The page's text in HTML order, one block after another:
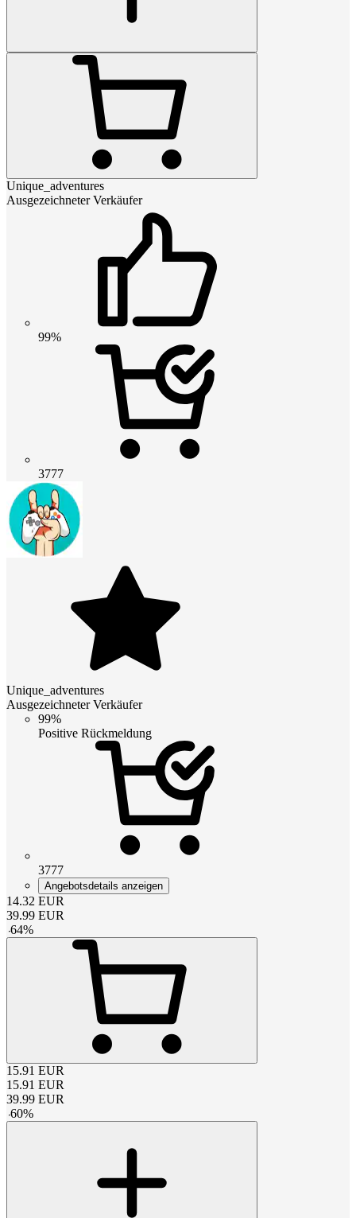
Unique_adventures
Ausgezeichneter Verkäufer
99%
3777
Unique_adventures
Ausgezeichneter Verkäufer
99%
Positive Rückmeldung
3777
Angebotsdetails anzeigen
14.32 EUR
39.99 EUR
-64%
15.91 EUR
15.91 EUR
39.99 EUR
-60%